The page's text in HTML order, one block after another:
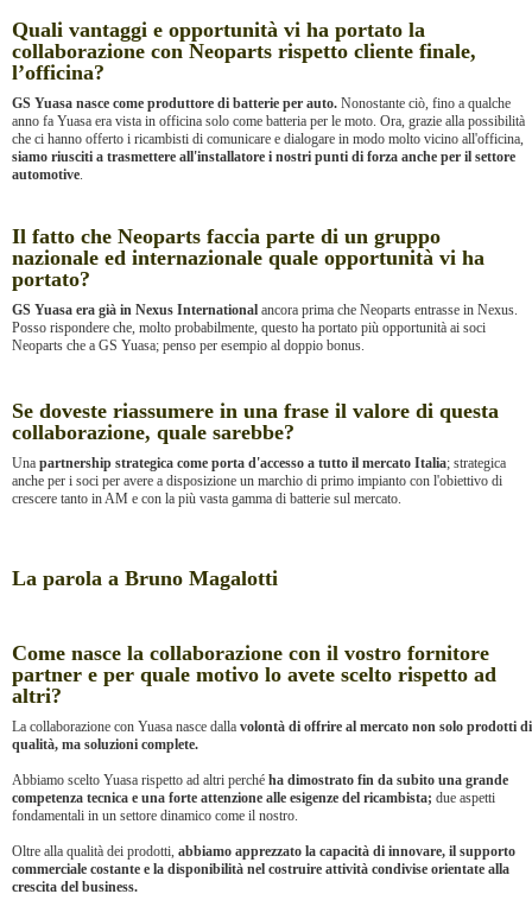
Quali vantaggi e opportunità vi ha portato la
collaborazione con Neoparts rispetto cliente finale,
l’officina?
GS Yuasa nasce come produttore di batterie per auto. Nonostante ciò, fino a qualche
anno fa Yuasa era vista in officina solo come batteria per le moto. Ora, grazie alla possibilità
che ci hanno offerto i ricambisti di comunicare e dialogare in modo molto vicino all'officina,
siamo riusciti a trasmettere all'installatore i nostri punti di forza anche per il settore
automotive.
Il fatto che Neoparts faccia parte di un gruppo
nazionale ed internazionale quale opportunità vi ha
portato?
GS Yuasa era già in Nexus International ancora prima che Neoparts entrasse in Nexus.
Posso rispondere che, molto probabilmente, questo ha portato più opportunità ai soci
Neoparts che a GS Yuasa; penso per esempio al doppio bonus.
Se doveste riassumere in una frase il valore di questa
collaborazione, quale sarebbe?
Una partnership strategica come porta d'accesso a tutto il mercato Italia; strategica
anche per i soci per avere a disposizione un marchio di primo impianto con l'obiettivo di
crescere tanto in AM e con la più vasta gamma di batterie sul mercato.
La parola a Bruno Magalotti
Come nasce la collaborazione con il vostro fornitore
partner e per quale motivo lo avete scelto rispetto ad
altri?
La collaborazione con Yuasa nasce dalla volontà di offrire al mercato non solo prodotti di
qualità, ma soluzioni complete.
Abbiamo scelto Yuasa rispetto ad altri perché ha dimostrato fin da subito una grande
competenza tecnica e una forte attenzione alle esigenze del ricambista; due aspetti
fondamentali in un settore dinamico come il nostro.
Oltre alla qualità dei prodotti, abbiamo apprezzato la capacità di innovare, il supporto
commerciale costante e la disponibilità nel costruire attività condivise orientate alla
crescita del business.